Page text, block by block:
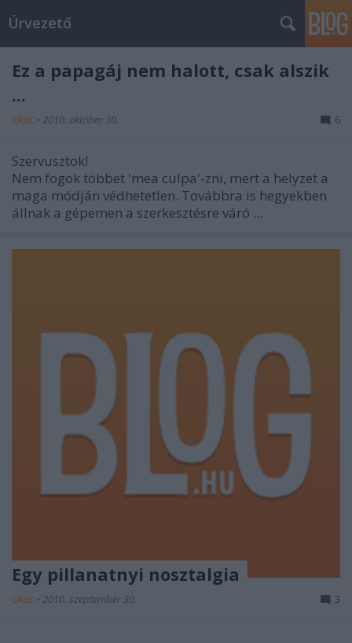
Úrvezető
Ez a papagáj nem halott, csak alszik
...
Qkac • 2010. október 30. 6
Szervusztok!
Nem fogok többet 'mea culpa'-zni, mert a helyzet a
maga módján védhetetlen. Továbbra is hegyekben
állnak a gépemen a szerkesztésre váró ...
Egy pillanatnyi nosztalgia
Qkac • 2010. szeptember 30. 3